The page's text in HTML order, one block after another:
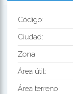
Código:
Ciudad:
Zona:
Área útil:
Área terreno: